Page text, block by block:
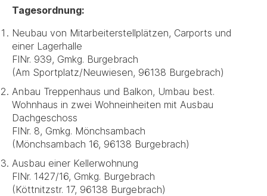
Tagesordnung:
Neubau von Mitarbeiterstellplätzen, Carports und
einer Lagerhalle
FlNr. 939, Gmkg. Burgebrach
(Am Sportplatz/Neuwiesen, 96138 Burgebrach)
Anbau Treppenhaus und Balkon, Umbau best.
Wohnhaus in zwei Wohneinheiten mit Ausbau
Dachgeschoss
FlNr. 8, Gmkg. Mönchsambach
(Mönchsambach 16, 96138 Burgebrach)
Ausbau einer Kellerwohnung
FlNr. 1427/16, Gmkg. Burgebrach
(Köttnitzstr. 17, 96138 Burgebrach)